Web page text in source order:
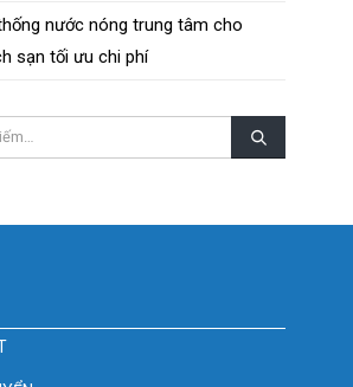
nước nóng trung tâm cho
sạn tối ưu chi phí